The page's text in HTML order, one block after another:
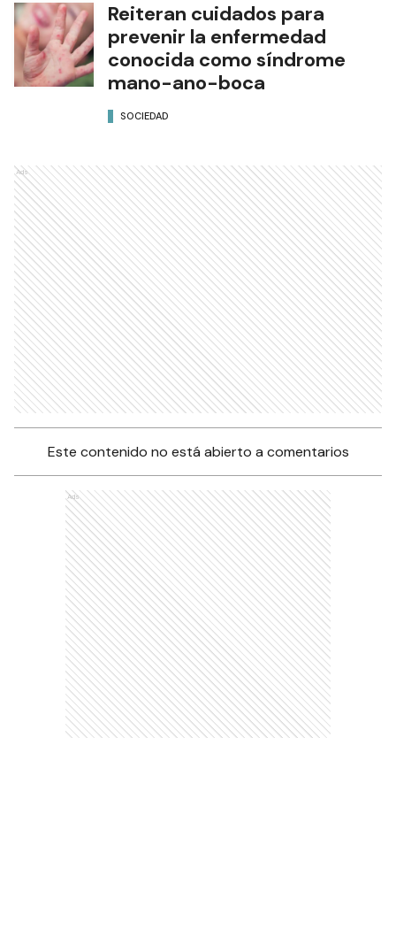
Reiteran cuidados para
prevenir la enfermedad
conocida como síndrome
mano-ano-boca
SOCIEDAD
Ads
Este contenido no está abierto a comentarios
Ads